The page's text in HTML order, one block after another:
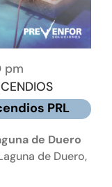
pm
PRL
de Duero
de Duero,